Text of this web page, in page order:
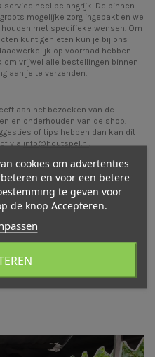
heel belangrijk. De binnen
mogelijke zorg ingepakt en we
met specifieke wensen. Om
kunt genieten kun je bij ons
op voorraad hebben.
om vrijwel alle bestellingen binnen
aan je te verzenden.
aan het bezoeken van de
en onderhouden van de shop.
of tips hebben dan kan dit
of via info@houtspel.nl
cookies om advertenties
en voor een betere
te geven voor
de knop Accepteren.